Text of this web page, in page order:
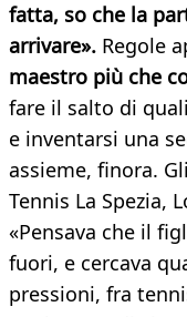
fatta, so che la
arrivare». Regole
maestro più che
fare il salto di
e inventarsi una
assieme, finora.
Tennis La Spezia,
«Pensava che il
fuori, e cercava
pressioni, fra